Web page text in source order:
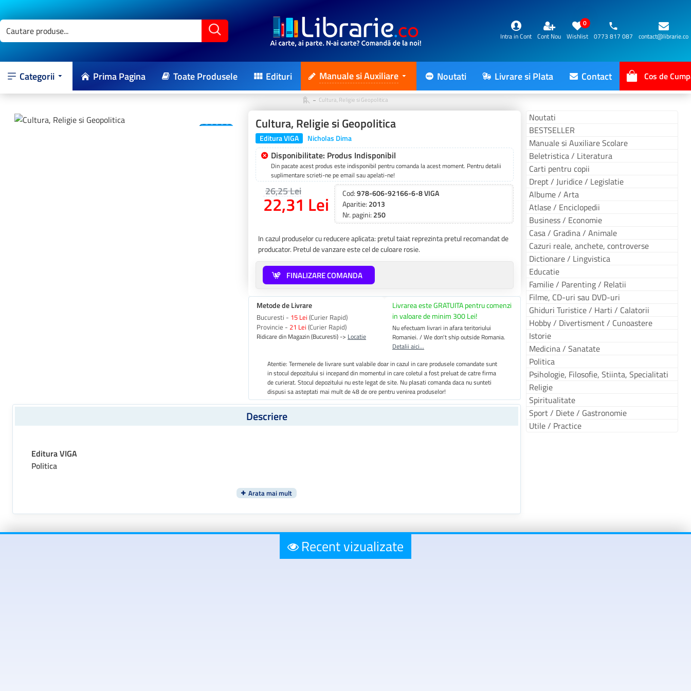
Intra in Cont Cont Nou Wishlist
0
0773 817 087
contact@librarie.co
Categorii Prima Pagina Toate Produsele Edituri Manuale si Auxiliare Noutati Livrare si Plata Contact Cos de
Cultura, Religie si Geopolitica
Cultura, Religie si Geopolitica
Editura VIGA Nicholas Dima
Disponibilitate: Produs Indisponibil
Din pacate acest produs este indisponibil pentru comanda la acest moment. Pentru detalii
suplimentare scrieti-ne pe email sau apelati-ne!
22,31 Lei
26,25 Lei Cod:978-606-92166-6-8 VIGA
Aparitie: 2013
Nr. pagini: 250
FINALIZARE COMANDA
In cazul produselor cu reducere aplicata: pretul taiat reprezinta pretul recomandat de
producator. Pretul de vanzare este cel de culoare rosie.
Metode de Livrare
Bucuresti - 15 Lei (Curier Rapid)
Provincie -21 Lei (Curier Rapid)
Ridicare din Magazin (Bucuresti) -> Locatie
Livrarea este GRATUITA pentru comenzi
in valoare de minim 300 Lei!
Nu efectuam livrari in afara teritoriului
Romaniei. / We don't ship outside Romania.
Detalii aici...
Atentie: Termenele de livrare sunt valabile doar in cazul in care produsele comandate sunt
in stocul depozitului si incepand din momentul in care coletul a fost preluat de catre firma
de curierat. Stocul depozitului nu este legat de site. Nu plasati comanda daca nu sunteti
dispusi sa asteptati mai mult de 48 de ore pentru venirea produselor!
Descriere
Editura VIGA
Politica
Noutati
BESTSELLER
Manuale si Auxiliare Scolare
Beletristica / Literatura
Carti pentru copii
Drept / Juridice / Legislatie
Albume / Arta
Atlase / Enciclopedii
Business / Economie
Casa / Gradina / Animale
Cazuri reale, anchete, controverse
Dictionare / Lingvistica
Educatie
Familie / Parenting / Relatii
Filme, CD-uri sau DVD-uri
Ghiduri Turistice / Harti / Calatorii
Hobby / Divertisment / Cunoastere
Istorie
Medicina / Sanatate
Politica
Psihologie, Filosofie, Stiinta, Specialitati
Religie
Spiritualitate
Sport / Diete / Gastronomie
Utile / Practice
Recent vizualizate